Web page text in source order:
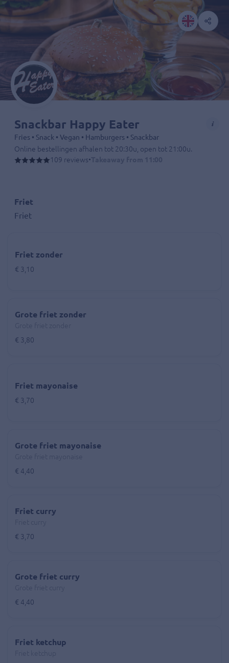
Snackbar Happy Eater
Fries • Snack • Vegan • Hamburgers • Snackbar
Online bestellingen afhalen tot 20:30u, open tot 21:00u.
Bij Snackbar Happy Eater in Eindhoven vind je een uitgebreid
109 reviews•
Friet
Friet
Friet zonder
€ 3,10
Grote friet zonder
€ 3,80
Friet mayonaise
€ 3,70
Grote friet mayonaise
€ 4,40
Friet curry
€ 3,70
Grote friet curry
€ 4,40
Friet ketchup